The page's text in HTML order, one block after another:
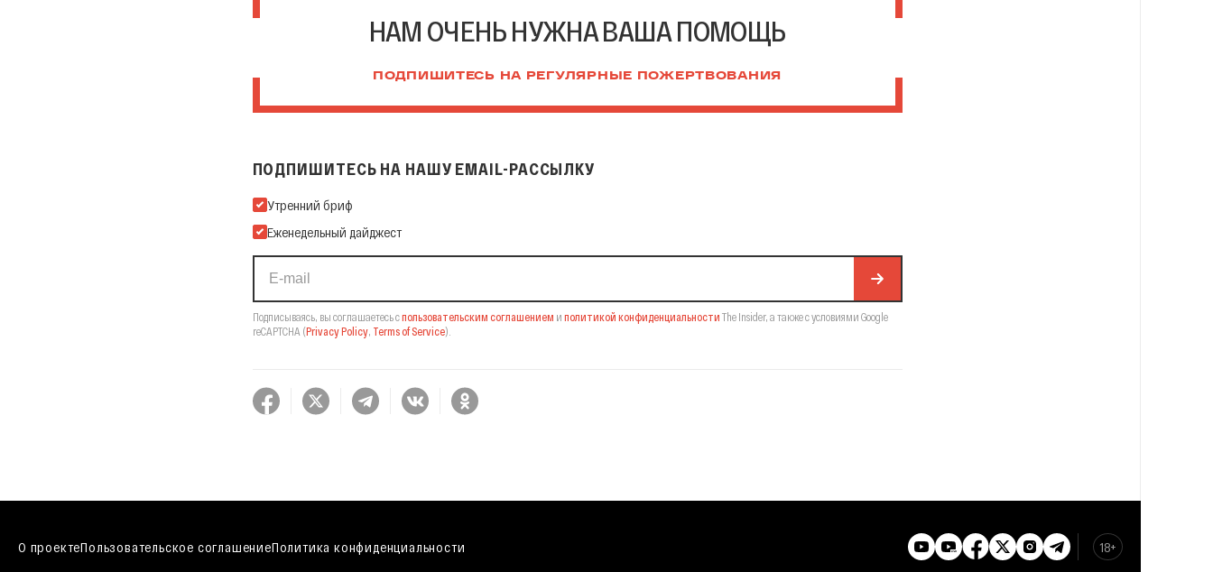
НАМ ОЧЕНЬ НУЖНА ВАША ПОМОЩЬ
ПОДПИШИТЕСЬ НА РЕГУЛЯРНЫЕ ПОЖЕРТВОВАНИЯ
ПОДПИШИТЕСЬ НА НАШУ EMAIL-РАССЫЛКУ
Подпишитесь на нашу Email-рассылку
Утренний бриф
Еженедельный дайджест
Подписываясь, вы соглашаетесь спользовательским соглашением и политикой конфиденциальности The Insider, а также с условиями Google
reCAPTCHA (Privacy Policy, Terms of Service).
О проектеПользовательское соглашениеПолитика конфиденциальности 18+